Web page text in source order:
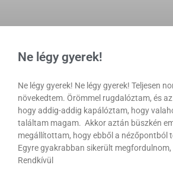
Ne légy gyerek!
Ne légy gyerek! Ne légy gyerek! Teljesen
növekedtem. Örömmel rugdalóztam, és
hogy addig-addig kapálóztam, hogy
találtam magam. Akkor aztán büszkén
megállítottam, hogy ebből a nézőpontból
Egyre gyakrabban sikerült megfordulnom,
Rendkívül